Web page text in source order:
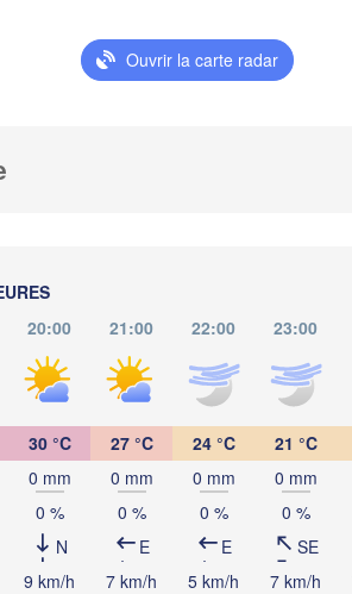
Ouvrir la carte radar
20:00 21:00 22:00 23:00
30 °C
0 mm
0 %
N
9 km/h
27 °C
0 mm
0 %
E
7 km/h
24 °C
0 mm
0 %
E
5 km/h
21 °C
0 mm
0 %
SE
7 km/h
Pescara
Foggia
Napoli